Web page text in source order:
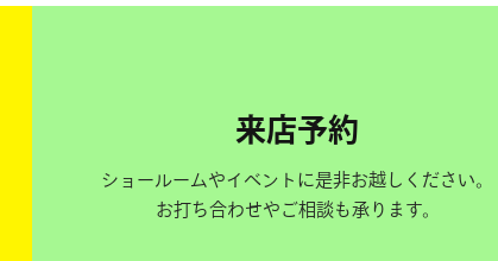
来店予約
ショールームやイベントに是非お越しください。
お打ち合わせやご相談も承ります。